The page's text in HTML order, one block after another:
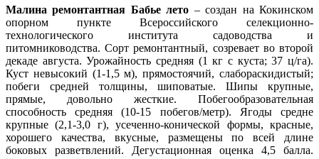
Малина ремонтантная Бабье лето – создан на Кокинском
опорном пункте Всероссийского селекционно-
технологического института садоводства и
питомниководства. Сорт ремонтантный, созревает во второй
декаде августа. Урожайность средняя (1 кг с куста; 37 ц/га).
Куст невысокий (1-1,5 м), прямостоячий, слабораскидистый;
побеги средней толщины, шиповатые. Шипы крупные,
прямые, довольно жесткие. Побегообразовательная
способность средняя (10-15 побегов/метр). Ягоды средне
крупные (2,1-3,0 г), усеченно-конической формы, красные,
хорошего качества, вкусные, размещены по всей длине
боковых разветвлений. Дегустационная оценка 4,5 балла.